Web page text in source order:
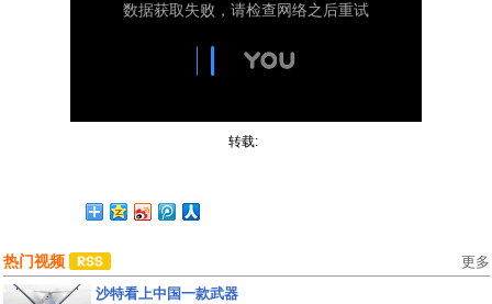
转载:
热门视频 更多
沙特看上中国一款武器